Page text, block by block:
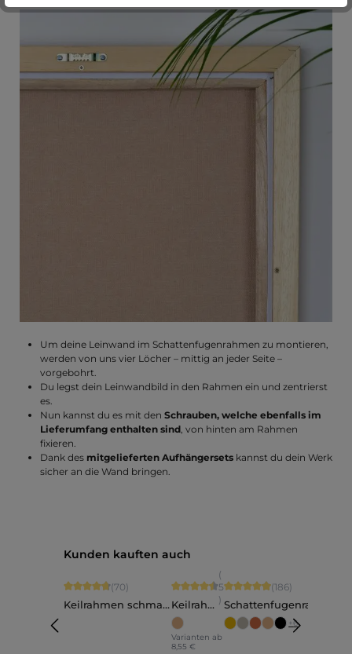
Um deine Leinwand im Schattenfugenrahmen zu montieren,
werden von uns vier Löcher – mittig an jeder Seite –
vorgebohrt.
Du legst dein Leinwandbild in den Rahmen ein und zentrierst
es.
Nun kannst du es mit den Schrauben, welche ebenfalls im
Lieferumfang enthalten sind, von hinten am Rahmen
fixieren.
Dank des mitgelieferten Aufhängersetskannst du dein Werk
sicher an die Wand bringen.
Produktgalerie überspringen
Kunden kauften auch
Durchschnittliche Bewertung von 4.84 von 5 Sternen
(70)
Keilrahmen schmal
Durchschnittliche Bewertung von 4.6
(
5
)
Keilrahm
en
schmal
Varianten ab
8,55 €
Durchschnittliche
(186)
Schattenfugenrahm
en Joline - nach
Maß
+6